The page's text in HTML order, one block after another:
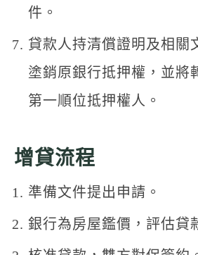
件。
貸款人持清償證明及相關
塗銷原銀行抵押權，並將
第一順位抵押權人。
增貸流程
準備文件提出申請。
銀行為房屋鑑價，評估貸